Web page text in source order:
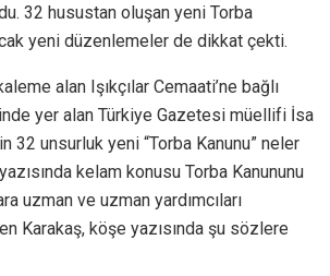
32 husustan oluşan yeni Torba
yeni düzenlemeler de dikkat çekti.
alan Işıkçılar Cemaati’ne bağlı
yer alan Türkiye Gazetesi müellifi İsa
32 unsurluk yeni “Torba Kanunu” neler
kelam konusu Torba Kanununu
uzman ve uzman yardımcıları
Karakaş, köşe yazısında şu sözlere